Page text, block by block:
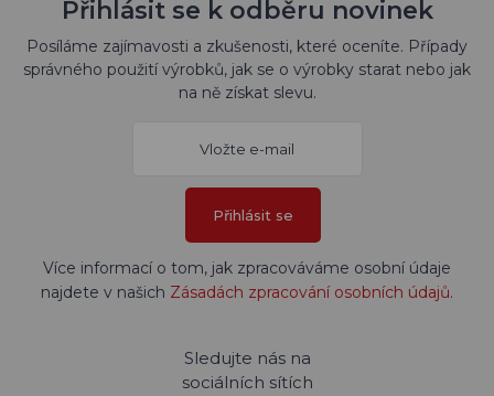
Přihlásit se k odběru novinek
Posíláme zajímavosti a zkušenosti, které oceníte. Případy
správného použití výrobků, jak se o výrobky starat nebo jak
na ně získat slevu.
Přihlásit se
Více informací o tom, jak zpracováváme osobní údaje
najdete v našich Zásadách zpracování osobních údajů.
Sledujte nás na
sociálních sítích